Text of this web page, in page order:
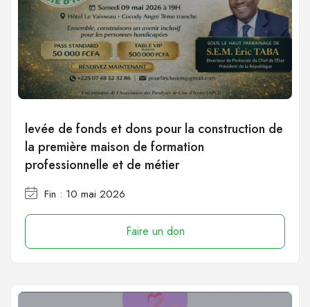
levée de fonds et dons pour la construction de
la première maison de formation
professionnelle et de métier
Fin : 10 mai 2026
Faire un don